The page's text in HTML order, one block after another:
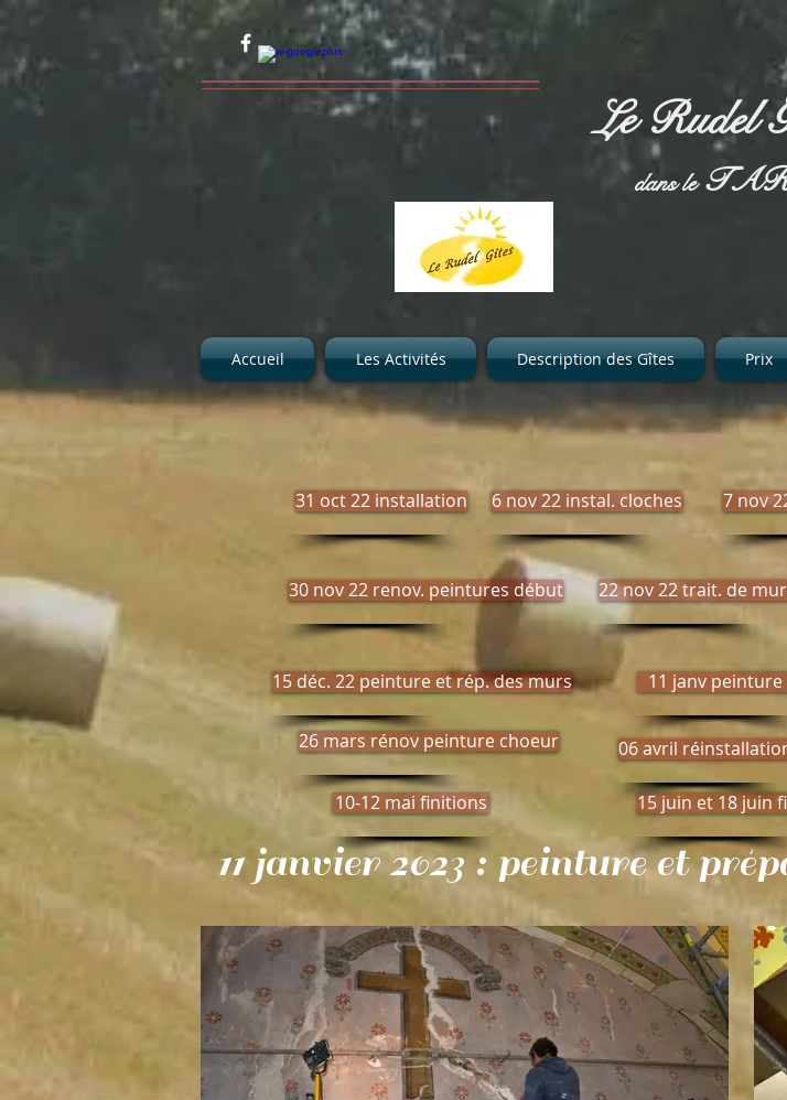
Le Rudel
dans le
Accueil Les Activités Description des Gîtes Prix
31 oct 22 installation 6 nov 22 instal. cloches 7 nov
30 nov 22 renov. peintures début 22 nov 22 trait. de
15 déc. 22 peinture et rép. des murs 11 janv peinture
26 mars rénov peinture choeur 06 avril
10-12 mai finitions
11 janvier 2023 : peinture et
15 juin et 18 juin